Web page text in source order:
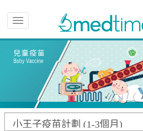
Toggle
navigation